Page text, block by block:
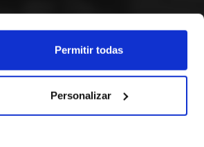
Permitir todas
Personalizar